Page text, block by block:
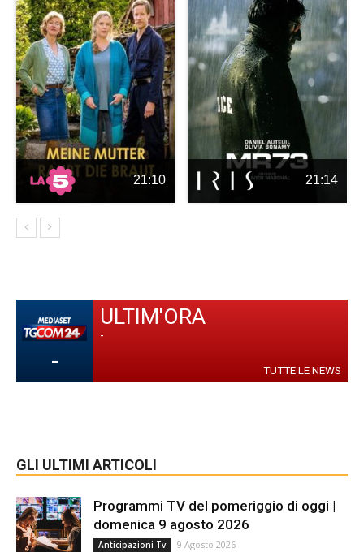
21:10 21:14
-
ULTIM'ORA
-
TUTTE LE NEWS
GLI ULTIMI ARTICOLI
Programmi TV del pomeriggio di oggi |
domenica 9 agosto 2026
Anticipazioni Tv 9 Agosto 2026